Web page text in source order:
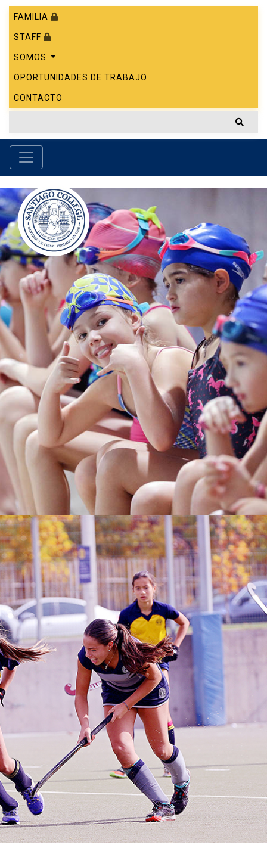
FAMILIA
STAFF
SOMOS
OPORTUNIDADES DE TRABAJO
CONTACTO